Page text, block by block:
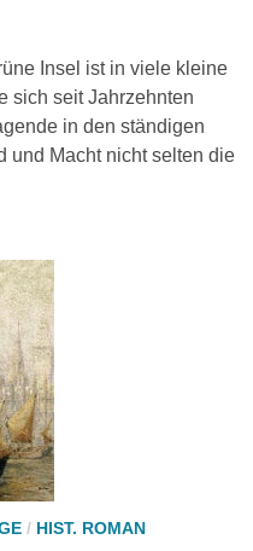
Insel ist in viele kleine
sich seit Jahrzehnten
in den ständigen
und Macht nicht selten die
/ HIST. ROMAN